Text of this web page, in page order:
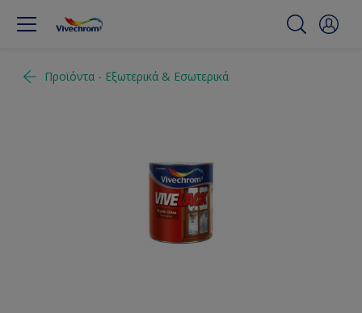
Προϊόντα - Εξωτερικά & Εσωτερικά